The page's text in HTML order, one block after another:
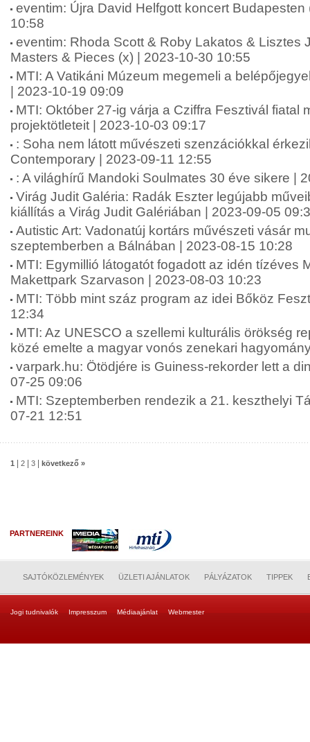
eventim: Újra David Helfgott koncert Budapesten
10:58
eventim: Rhoda Scott & Roby Lakatos & Lisztes
Masters & Pieces (x) | 2023-10-30 10:55
MTI: A Vatikáni Múzeum megemeli a
| 2023-10-19 09:09
MTI: Október 27-ig várja a Cziffra Fesztivál fiatal
projektötleteit | 2023-10-03 09:17
: Soha nem látott művészeti szenzációkkal
Contemporary | 2023-09-11 12:55
: A világhírű Mandoki Soulmates 30 éve sikere |
Virág Judit Galéria: Radák Eszter legújabb
kiállítás a Virág Judit Galériában | 2023-09-05
Autistic Art: Vadonatúj kortárs művészeti vásár
szeptemberben a Bálnában | 2023-08-15 10:28
MTI: Egymillió látogatót fogadott az idén tízéves
Makettpark Szarvason | 2023-08-03 10:23
MTI: Több mint száz program az idei Bőköz
12:34
MTI: Az UNESCO a szellemi kulturális örökség
közé emelte a magyar vonós zenekari
varpark.hu: Ötödjére is Guiness-rekorder lett a
07-25 09:06
MTI: Szeptemberben rendezik a 21. keszthelyi
07-21 12:51
1 2 3 következő »
PARTNEREINK
SAJTÓKÖZLEMÉNYEK ÜZLETI AJÁNLATOK PÁLYÁZATOK TIPPEK
Jogi tudnivalók Impresszum Médiaajánlat Webmester